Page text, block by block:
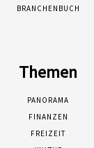
BRANCHENBUCH
Themen
PANORAMA
FINANZEN
FREIZEIT